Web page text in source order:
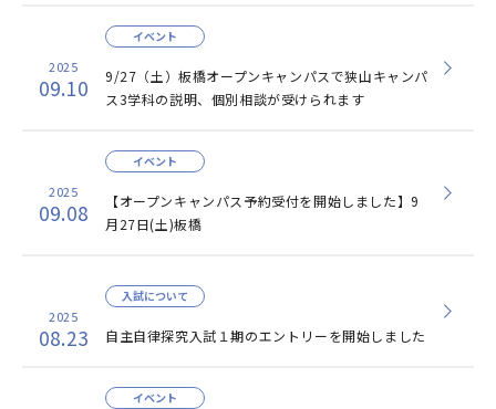
2025
09.10
9/27（土）板橋オープンキャンパスで狭山キャンパ
ス3学科の説明、個別相談が受けられます
イベント
2025
09.08
【オープンキャンパス予約受付を開始しました】9
月27日(土)板橋
イベント
2025
08.23 自主自律探究入試１期のエントリーを開始しました
入試について
イベント